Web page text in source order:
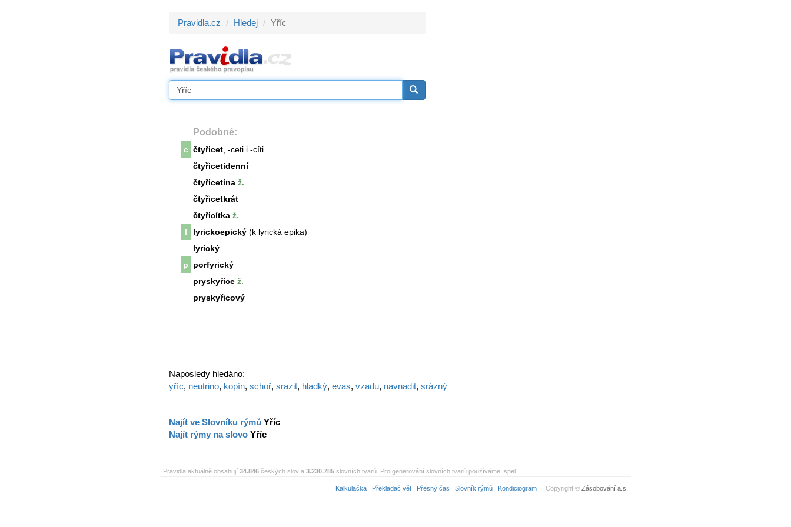
Pravidla.cz Hledej Yříc
Podobné:
c čtyřicet , -ceti i -cíti
čtyřicetidenní
čtyřicetina ž.
čtyřicetkrát
čtyřicítka ž.
l
lyrickoepický (k lyrická epika)
lyrický
p
porfyrický
pryskyřice ž.
pryskyřicový
Naposledy hledáno:
yříc, neutrino, kopín, schoř, srazit, hladký, evas, vzadu, navnadit, srázný
Najít ve Slovníku rýmů Yříc
Najít rýmy na slovo Yříc
Pravidla aktuálně obsahují 34.846 českých slov a 3.230.785 slovních tvarů. Pro generování slovních tvarů používáme Ispel.
Kalkulačka Překladač vět Přesný čas Slovník rýmů Kondiciogram Copyright © Zásobování a.s.